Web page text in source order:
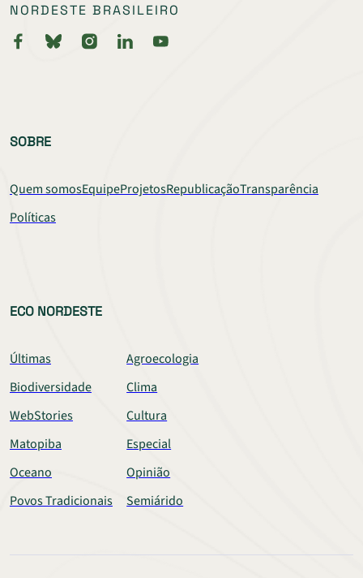
NORDESTE BRASILEIRO
SOBRE
Quem somosEquipeProjetosRepublicaçãoTransparência
Políticas
ECO NORDESTE
Últimas
Agroecologia
Biodiversidade
Clima
WebStories
Cultura
Matopiba
Especial
Oceano
Opinião
Povos Tradicionais
Semiárido